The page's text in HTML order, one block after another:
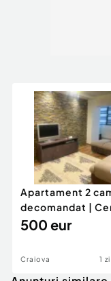
Apartament 2
decomandat |
proprie | 60 mp |
500 eur
Craiova 1